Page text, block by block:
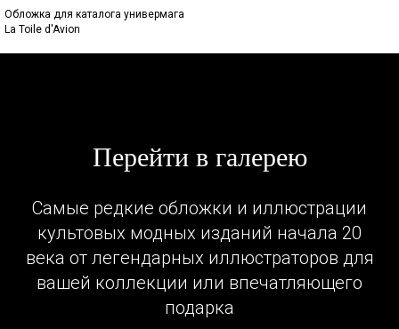
Обложка для каталога универмага
La Toile d'Avion
Перейти в галерею
Самые редкие обложки и иллюстрации
культовых модных изданий начала 20
века от легендарных иллюстраторов для
вашей коллекции или впечатляющего
подарка